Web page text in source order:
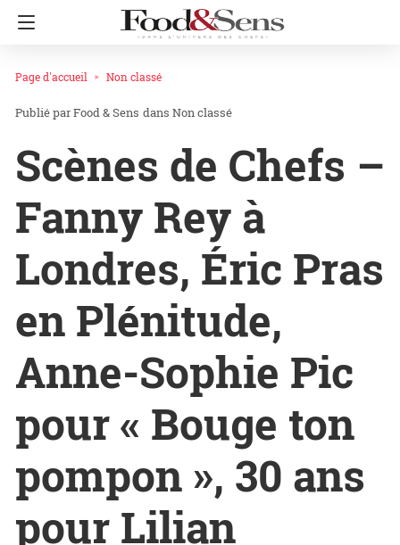
Page d'accueil Non classé
Food & Sens dans Non classé
Scènes de Chefs –
Fanny Rey à
Londres, Éric Pras
en Plénitude,
Anne-Sophie Pic
pour « Bouge ton
pompon », 30 ans
pour Lilian